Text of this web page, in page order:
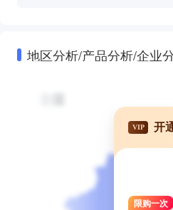
地区分析/产品分析/企业
VIP 开
限购一次